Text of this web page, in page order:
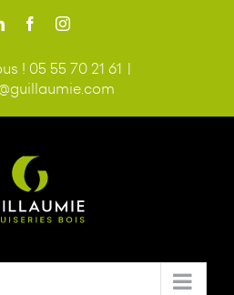
LinkedInFacebookInstagram
! 05 55 70 21 61 |